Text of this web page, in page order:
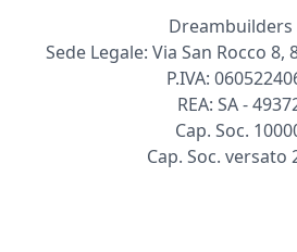
Dreambuilders
Sede Legale: Via San Rocco 8,
P.IVA:
REA: SA -
Cap. Soc.
Cap. Soc. versato